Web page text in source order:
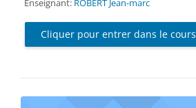
Enseignant: ROBERT Jean-marc
Cliquer pour entrer dans le cours